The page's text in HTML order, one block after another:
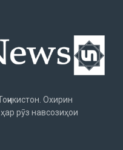
Охирин
рӯз навсозиҳои